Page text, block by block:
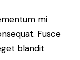
mi
Fusce
blandit